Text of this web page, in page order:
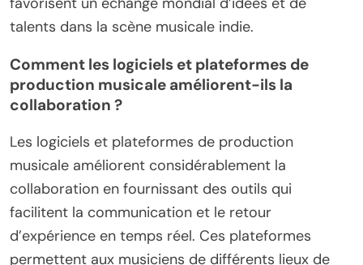
offrent des expériences immersives pour les
dans un espace créatif partagé. De plus, les
logiciels de gestion de projet rationalisent la
entre des équipes diverses. Ces avancées
favorisent un échange mondial d’idées et de
talents dans la scène musicale indie.
Comment les logiciels et plateformes de
production musicale améliorent-ils la